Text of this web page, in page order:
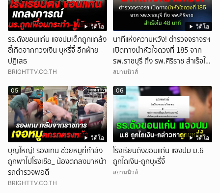
วิดีโอ
รร.ดังขอนแก่น แจงปมเด็กถูกแกล้ง
ชี้เกิดจากทวงเงิน บุหรี่จี้ อีกฝ่าย
ปฏิเสธ
BRIGHTTV.CO.TH
วิดีโอ
นาทีแห่งความหวัง! ตำรวจจราจรฯ
เปิดทางนำหัวใจดวงที่ 185 จาก
รพ.ราชบุรี ถึง รพ.ศิริราช สำเร็จใน
48 นาที
สยามนิวส์
วิดีโอ
05
บุญใหญ่! รองเทน ช่วยหมูที่กำลัง
ถูกพาไปโรงเชือ_ น้องตกลงมาหน้า
รถตำรวจพอดี
BRIGHTTV.CO.TH
วิดีโอ
06
โรงเรียนดังขอนแก่น แจงปม ม.6
ถูกไถเงิน-ถูกบุxรี่จี้
สยามนิวส์